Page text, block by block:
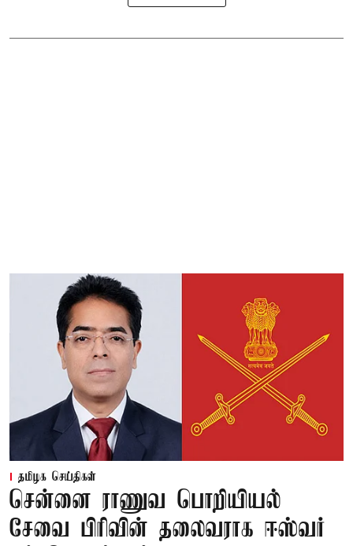
தமிழக செய்திகள்
சென்னை ராணுவ பொறியியல்
சேவை பிரிவின் தலைவராக ஈஸ்வர்